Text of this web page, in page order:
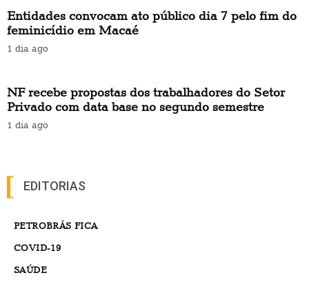
Entidades convocam ato público dia 7 pelo fim do
feminicídio em Macaé
1 dia ago
NF recebe propostas dos trabalhadores do Setor
Privado com data base no segundo semestre
1 dia ago
EDITORIAS
PETROBRÁS FICA
COVID-19
SAÚDE